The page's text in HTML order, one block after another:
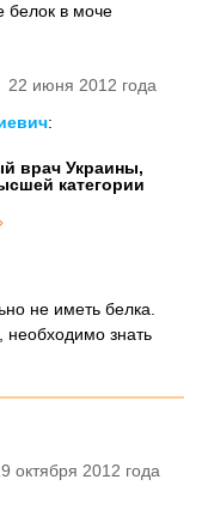
белок в моче
22 июня 2012 года
:
врач Украины,
категории
не иметь белка.
необходимо знать
октября 2012 года